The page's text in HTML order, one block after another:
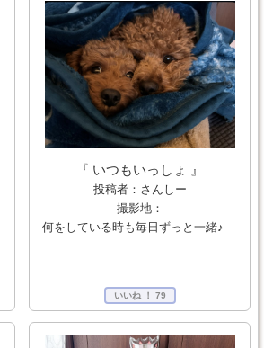
『 いつもいっしょ 』
投稿者：さんしー
撮影地：
何をしている時も毎日ずっと一緒♪
いいね ！ 79